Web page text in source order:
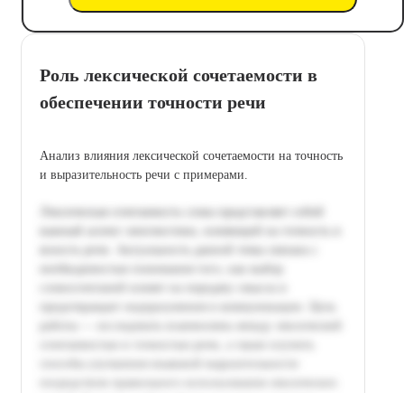
Роль лексической сочетаемости в
обеспечении точности речи
Анализ влияния лексической сочетаемости на точность
и выразительность речи с примерами.